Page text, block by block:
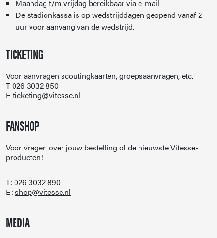
Maandag t/m vrijdag bereikbaar via e-mail
De stadionkassa is op wedstrijddagen geopend vanaf 2
uur voor aanvang van de wedstrijd.
TICKETING
Voor aanvragen scoutingkaarten, groepsaanvragen, etc.
T026 3032 850
E ticketing@vitesse.nl
FANSHOP
Voor vragen over jouw bestelling of de nieuwste Vitesse-
producten!
T: 026 3032 890
E: shop@vitesse.nl
MEDIA